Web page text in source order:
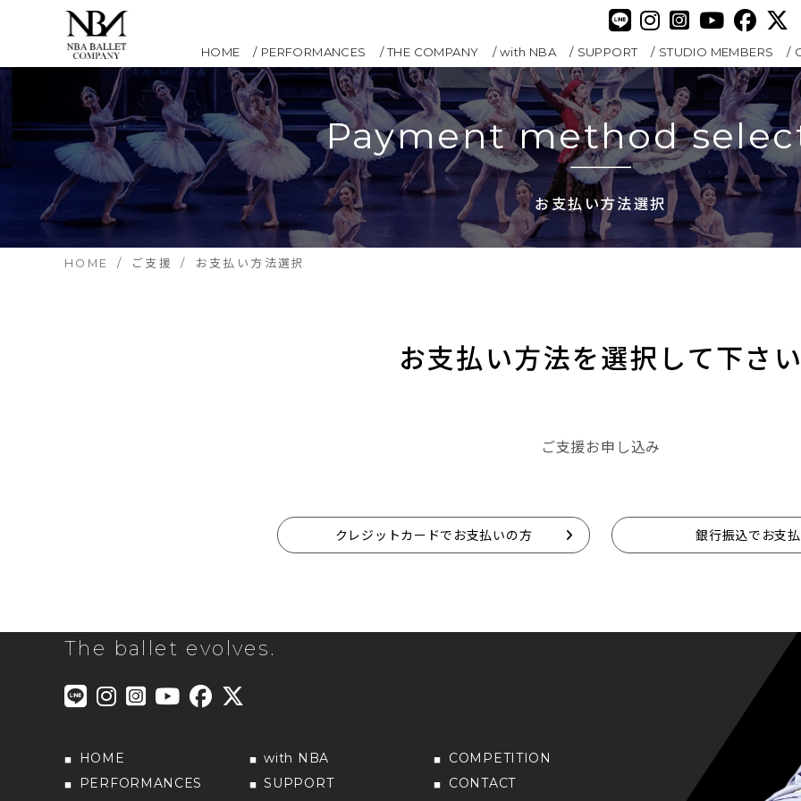
HOME PERFORMANCES THE COMPANY with NBA SUPPORT STUDIO MEMBERS
Payment method
お支払い方法選択
HOME ご支援 お支払い方法選択
お支払い方法を選択して下さ
ご支援お申し込み
クレジットカードでお支払いの方 銀行振込でお支
The ballet evolves.
HOME
PERFORMANCES
with NBA
SUPPORT
COMPETITION
CONTACT